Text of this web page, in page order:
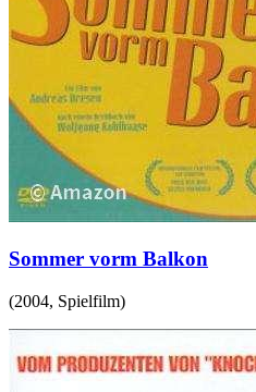
Sommer vorm Balkon
(2004, Spielfilm)